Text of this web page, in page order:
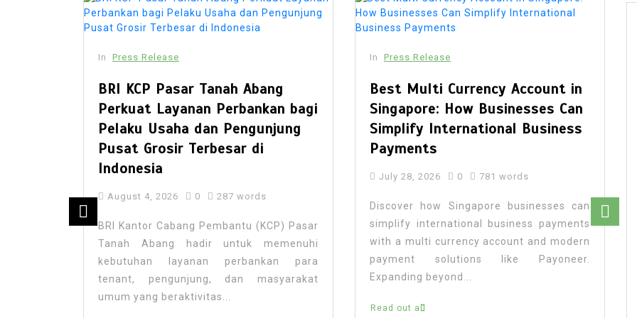
In Press Release
BRI KCP Pasar Tanah Abang
Perkuat Layanan Perbankan bagi
Pelaku Usaha dan Pengunjung
Pusat Grosir Terbesar di
Indonesia
August 4, 2026 0 287 words
BRI Kantor Cabang Pembantu (KCP) Pasar
Tanah Abang hadir untuk memenuhi
kebutuhan layanan perbankan para
tenant, pengunjung, dan masyarakat
umum yang beraktivitas...
In Press Release
Best Multi Currency Account in
Singapore: How Businesses Can
Simplify International Business
Payments
July 28, 2026 0 781 words
Discover how Singapore businesses can
simplify international business payments
with a multi currency account and modern
payment solutions like Payoneer.
Expanding beyond...
Read out all